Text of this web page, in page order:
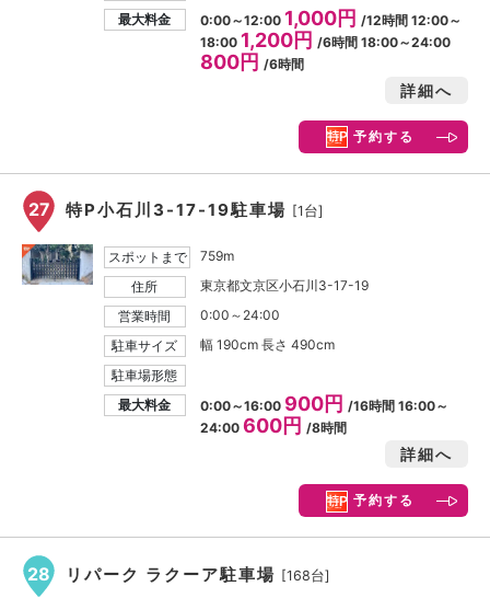
最大料金
0:00～12:00 1,000円 /12時間 12:00～
18:00 1,200円 /6時間 18:00～24:00
800円 /6時間
詳細へ
予約する
27 特P小石川3-17-19駐車場 [1台]
スポットまで
759m
住所
東京都文京区小石川3-17-19
営業時間
0:00～24:00
駐車サイズ
幅 190cm 長さ 490cm
駐車場形態
最大料金
0:00～16:00 900円/16時間 16:00～
24:00600円/8時間
詳細へ
予約する
28 リパーク ラクーア駐車場 [168台]